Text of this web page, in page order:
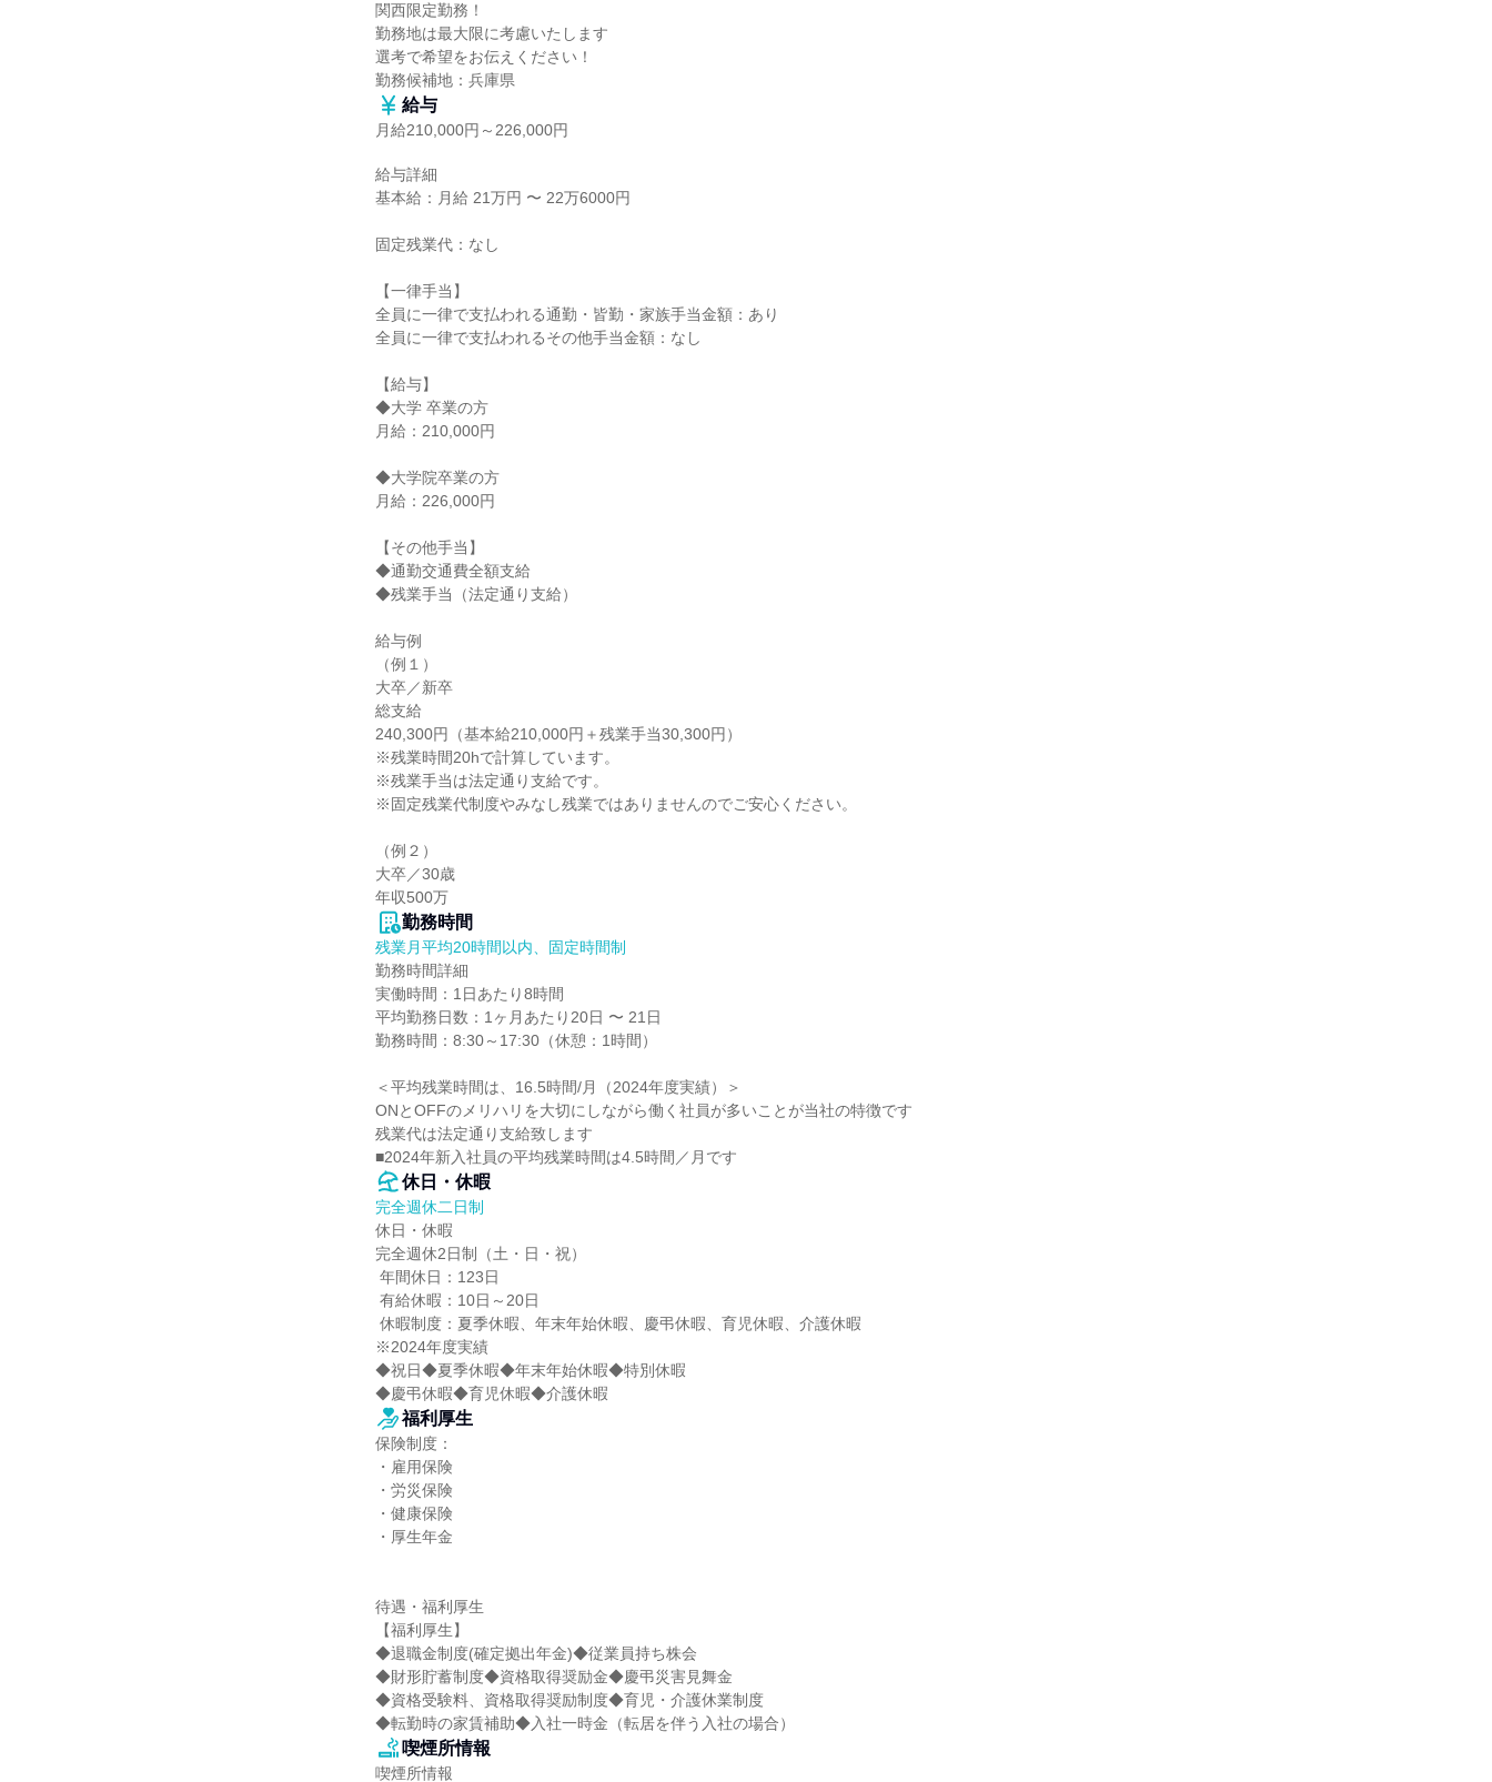
関西限定勤務！
勤務地は最大限に考慮いたします
選考で希望をお伝えください！
勤務候補地：兵庫県
給与
月給210,000円～226,000円
給与詳細
基本給：月給 21万円 〜 22万6000円
固定残業代：なし
【一律手当】
全員に一律で支払われる通勤・皆勤・家族手当金額：あり
全員に一律で支払われるその他手当金額：なし
【給与】
◆大学 卒業の方
月給：210,000円
◆大学院卒業の方
月給：226,000円
【その他手当】
◆通勤交通費全額支給
◆残業手当（法定通り支給）
給与例
（例１）
大卒／新卒
総支給
240,300円（基本給210,000円＋残業手当30,300円）
※残業時間20hで計算しています。
※残業手当は法定通り支給です。
※固定残業代制度やみなし残業ではありませんのでご安心ください。
（例２）
大卒／30歳
年収500万
勤務時間
残業月平均20時間以内、固定時間制
勤務時間詳細
実働時間：1日あたり8時間
平均勤務日数：1ヶ月あたり20日 〜 21日
勤務時間：8:30～17:30（休憩：1時間）
＜平均残業時間は、16.5時間/月（2024年度実績）＞
ONとOFFのメリハリを大切にしながら働く社員が多いことが当社の特徴です
残業代は法定通り支給致します
■2024年新入社員の平均残業時間は4.5時間／月です
休日・休暇
完全週休二日制
休日・休暇
完全週休2日制（土・日・祝）
※2024年度実績
◆祝日◆夏季休暇◆年末年始休暇◆特別休暇
◆慶弔休暇◆育児休暇◆介護休暇
福利厚生
保険制度：
・雇用保険
・労災保険
・健康保険
・厚生年金
待遇・福利厚生
【福利厚生】
◆退職金制度(確定拠出年金)◆従業員持ち株会
◆財形貯蓄制度◆資格取得奨励金◆慶弔災害見舞金
◆資格受験料、資格取得奨励制度◆育児・介護休業制度
◆転勤時の家賃補助◆入社一時金（転居を伴う入社の場合）
喫煙所情報
喫煙所情報